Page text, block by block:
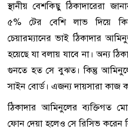
স্থানীয় বেশকিছু ঠিকাদারেরা
৫% টের বেশি লাভ দিয়ে
চেয়ারম্যানের ভাই ঠিকাদার
হয়েছে যা বলায় যাবে না। অন্য
গুনতে হত সে বুঝত। কিন্তু
সাইন বোর্ড। এজন্য দায়সারা কাজ
ঠিকাদার আমিনুলের ব্যক্তিগত
ফোন দেয়া হলেও সে রিসিভ করেন